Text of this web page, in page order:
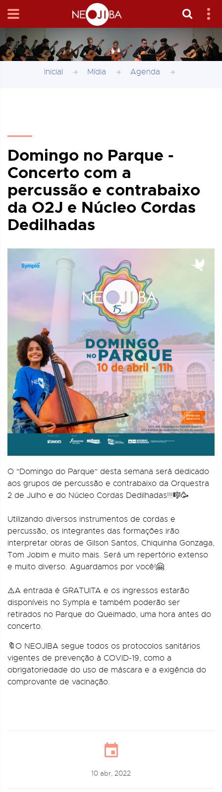
Inicial Mídia Agenda
Domingo no Parque -
Concerto com a
percussão e contrabaixo
da O2J e Núcleo Cordas
Dedilhadas
O "Domingo do Parque" desta semana será dedicado
aos grupos de percussão e contrabaixo da Orquestra
2 de Julho e do Núcleo Cordas Dedilhadas!!!🎼🥳
Utilizando diversos instrumentos de cordas e
percussão, os integrantes das formações irão
interpretar obras de Gilson Santos, Chiquinha Gonzaga,
Tom Jobim e muito mais. Será um repertório extenso
e muito diverso. Aguardamos por você!🤗
⚠️A entrada é GRATUITA e os ingressos estarão
disponíveis no Sympla e também poderão ser
retirados no Parque do Queimado, uma hora antes do
concerto.
🔖O NEOJIBA segue todos os protocolos sanitários
vigentes de prevenção à COVID-19, como a
obrigatoriedade do uso de máscara e a exigência do
comprovante de vacinação.
10 abr, 2022